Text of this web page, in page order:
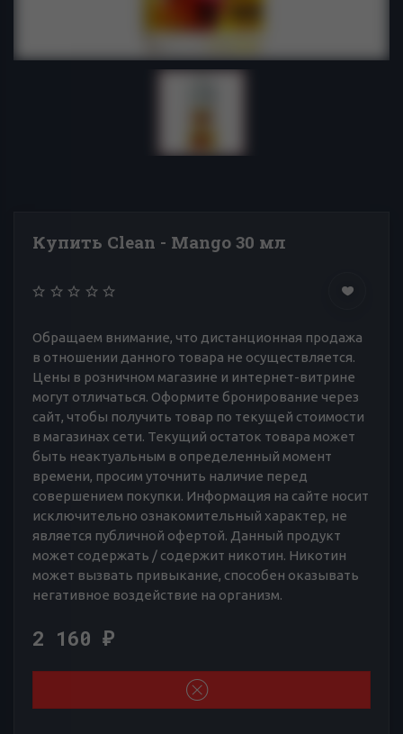
Купить Clean - Mango 30 мл
Обращаем внимание, что дистанционная продажа
в отношении данного товара не осуществляется.
Цены в розничном магазине и интернет-витрине
могут отличаться. Оформите бронирование через
сайт, чтобы получить товар по текущей стоимости
в магазинах сети. Текущий остаток товара может
быть неактуальным в определенный момент
времени, просим уточнить наличие перед
совершением покупки. Информация на сайте носит
исключительно ознакомительный характер, не
является публичной офертой. Данный продукт
может содержать / содержит никотин. Никотин
может вызвать привыкание, способен оказывать
негативное воздействие на организм.
2 160 ₽